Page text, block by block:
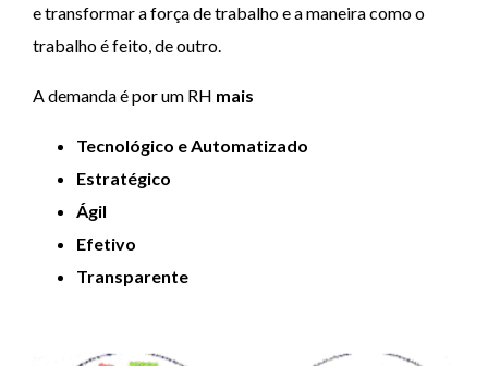
e transformar a força de trabalho e a maneira como o
trabalho é feito, de outro.
A demanda é por um RH mais
Tecnológico e Automatizado
Estratégico
Ágil
Efetivo
Transparente